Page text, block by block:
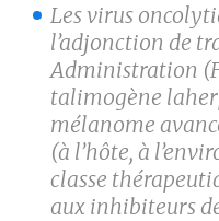
Les virus
l’adjonction de
Administration
talimogène
mélanome
(à l’hôte, à
classe
aux inhibiteurs